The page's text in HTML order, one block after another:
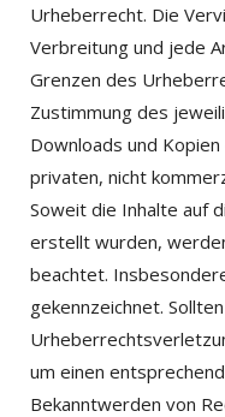
Urheberrecht. Die
Verbreitung und jede
Grenzen des
Zustimmung des
Downloads und
privaten, nicht
Soweit die Inhalte auf
erstellt wurden,
beachtet.
gekennzeichnet.
um einen
Bekanntwerden von